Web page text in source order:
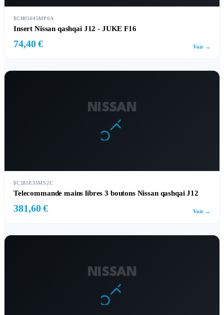
$CH05645MP0A
Insert Nissan qashqai J12 - JUKE F16
74,40 € Voir →
NISSAN
$C285E35MS2C
Telecommande mains libres 3 boutons Nissan qashqai J12
381,60 € Voir →
NISSAN